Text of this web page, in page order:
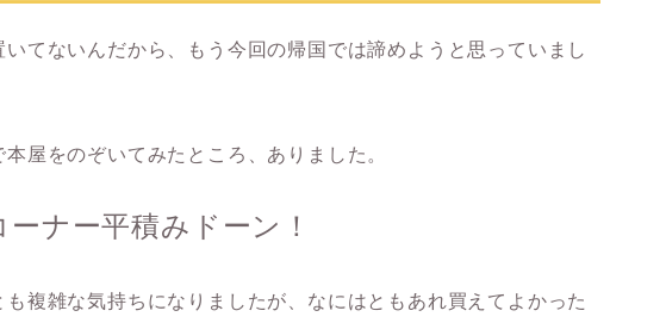
てないんだから、もう今回の帰国では諦めようと思っていまし
屋をのぞいてみたところ、ありました。
ナー平積みドーン！
複雑な気持ちになりましたが、なにはともあれ買えてよかった